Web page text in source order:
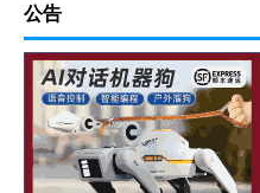
公告